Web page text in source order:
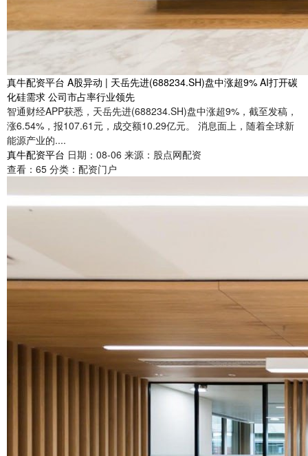
真牛配资平台 A股异动 | 天岳先进(688234.SH)盘中涨超9% AI打开碳
化硅需求 公司市占率行业领先
智通财经APP获悉，天岳先进(688234.SH)盘中涨超9%，截至发稿，
涨6.54%，报107.61元，成交额10.29亿元。 消息面上，随着全球新
能源产业的....
真牛配资平台 日期：08-06 来源：股点网配资
查看： 65 分类： 配资门户